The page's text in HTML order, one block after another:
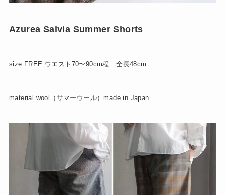
Azurea Salvia Summer Shorts
size FREE ウエスト70〜90cm程 全長48cm
material wool（サマーウール）made in Japan